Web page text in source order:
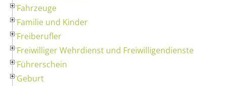
Fahrzeuge
Familie und Kinder
Freiberufler
Freiwilliger Wehrdienst und Freiwilligendienste
Führerschein
Geburt